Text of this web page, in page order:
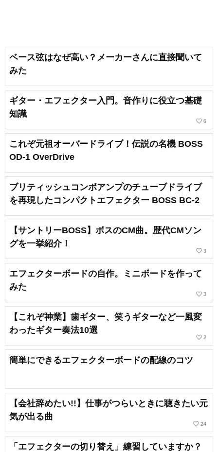
ベース弦はなぜ高い？メーカーさんに直接聞いて
みた
ギター・エフェクター入門。音作りに役立つ基礎
知識
favorite_border 6
これぞ元祖オーバードライブ！伝説の名機 BOSS
OD-1 OverDrive
ブリティッシュコンボアンプのチューブドライブ
を再現したコンパクトエフェクター BOSS BC-2
【サントリーBOSS】ボスのCM曲。歴代CMソン
グを一挙紹介！
favorite_border 3
エフェクターボードの自作。ミニボードを作って
みた
favorite_border 3
【これぞ神業】歯ギター、笑うギターなど一風変
わったギター奏法10選
favorite_border 2
簡単にできるエフェクターボードの配線のコツ
【会社辞めたい!!】仕事がつらいときに聴きたい元
気が出る曲
favorite_border 24
「エフェクターの切り替え」練習していますか？